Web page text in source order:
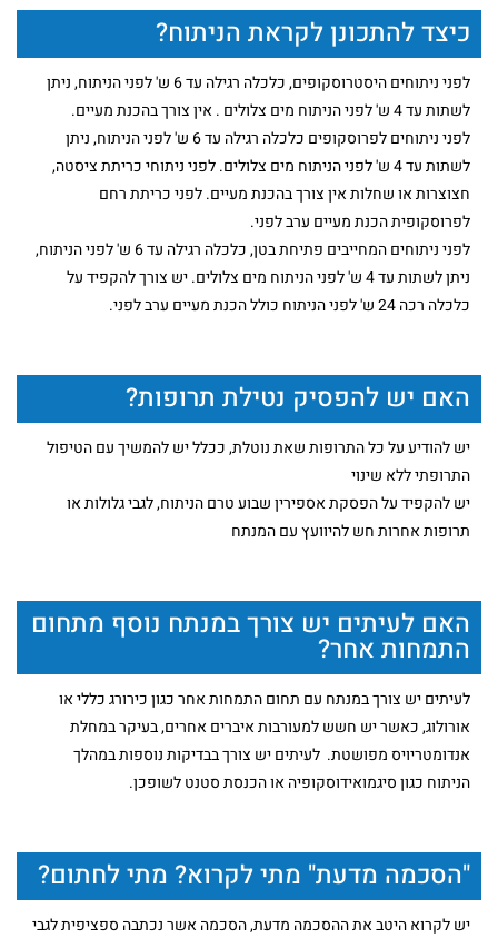
כיצד להתכונן לקראת הניתוח?
לפני ניתוחים היסטרוסקופים, כלכלה רגילה עד 6 ש' לפני הניתוח, ניתן
לשתות עד 4 ש' לפני הניתוח מים צלולים . אין צורך בהכנת מעיים.
לפני ניתוחים לפרוסקופים כלכלה רגילה עד 6 ש' לפני הניתוח, ניתן
לשתות עד 4 ש' לפני הניתוח מים צלולים. לפני ניתוחי כריתת ציסטה,
חצוצרות או שחלות אין צורך בהכנת מעיים. לפני כריתת רחם
לפרוסקופית הכנת מעיים ערב לפני.
לפני ניתוחים המחייבים פתיחת בטן, כלכלה רגילה עד 6 ש' לפני הניתוח,
ניתן לשתות עד 4 ש' לפני הניתוח מים צלולים. יש צורך להקפיד על
כלכלה רכה 24 ש' לפני הניתוח כולל הכנת מעיים ערב לפני.
האם יש להפסיק נטילת תרופות?
יש להודיע על כל התרופות שאת נוטלת, ככלל יש להמשיך עם הטיפול
התרופתי ללא שינוי
יש להקפיד על הפסקת אספירין שבוע טרם הניתוח, לגבי גלולות או
תרופות אחרות חש להיוועץ עם המנתח
האם לעיתים יש צורך במנתח נוסף מתחום
התמחות אחר?
לעיתים יש צורך במנתח עם תחום התמחות אחר כגון כירורג כללי או
אורולוג, כאשר יש חשש למעורבות איברים אחרים, בעיקר במחלת
אנדומטריויס מפושטת. לעיתים יש צורך בבדיקות נוספות במהלך
הניתוח כגון סיגמואידוסקופיה או הכנסת סטנט לשופכן.
"הסכמה מדעת" מתי לקרוא? מתי לחתום?
יש לקרוא היטב את ההסכמה מדעת, הסכמה אשר נכתבה ספציפית לגבי